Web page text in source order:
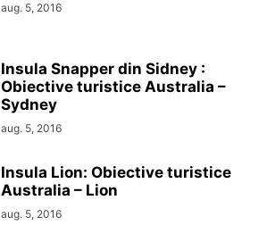
aug. 5, 2016
Insula Snapper din Sidney :
Obiective turistice Australia –
Sydney
aug. 5, 2016
Insula Lion: Obiective turistice
Australia – Lion
aug. 5, 2016